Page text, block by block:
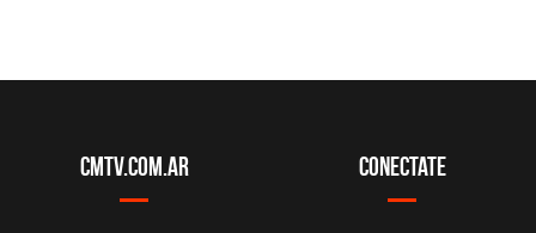
CMTV.com.ar Conectate